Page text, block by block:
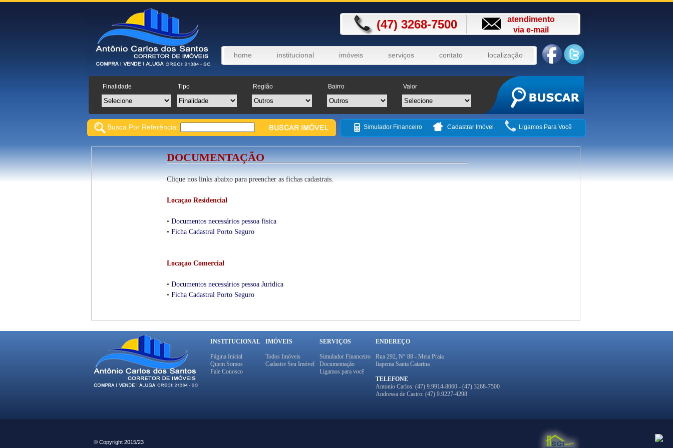
(47) 3268-7500
atendimento
via e-mail
home institucional imóveis serviços contato localização
Finalidade Tipo Região Bairro Valor
Busca Por Referência: Simulador Financeiro Cadastrar Imóvel Ligamos Para Você
DOCUMENTAÇÃO
Clique nos links abaixo para preencher as fichas cadastrais.
Locaçao Residencial
• Documentos necessários pessoa fisica
• Ficha Cadastral Porto Seguro
Locaçao Comercial
• Documentos necessários pessoa Juridica
• Ficha Cadastral Porto Seguro
INSTITUCIONAL
Página Inicial
Quem Somos
Fale Conosco
IMÓVEIS
Todos Imóveis
Cadastre Seu Imóvel
SERVIÇOS
Simulador Financeiro
Documentação
Ligamos para você
ENDEREÇO
Rua 292, N° 88 - Meia Praia
Itapema Santa Catarina
TELEFONE
Antonio Carlos: (47) 9.9914-8060 - (47) 3268-7500
Andressa de Castro: (47) 9.9227-4298
© Copyright 2015/23